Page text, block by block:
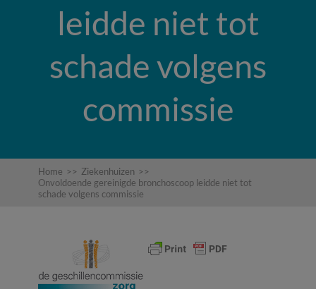
leidde niet tot
schade volgens
commissie
Home >> Ziekenhuizen >>
Onvoldoende gereinigde bronchoscoop leidde niet tot
schade volgens commissie